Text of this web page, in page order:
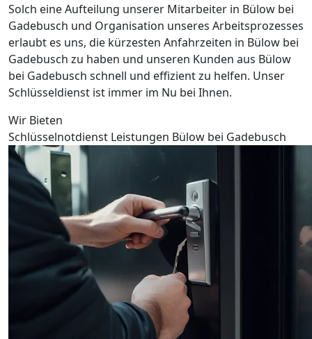
Solch eine Aufteilung unserer Mitarbeiter in Bülow bei
Gadebusch und Organisation unseres Arbeitsprozesses
erlaubt es uns, die kürzesten Anfahrzeiten in Bülow bei
Gadebusch zu haben und unseren Kunden aus Bülow
bei Gadebusch schnell und effizient zu helfen. Unser
Schlüsseldienst ist immer im Nu bei Ihnen.
Wir Bieten
Schlüsselnotdienst Leistungen Bülow bei Gadebusch